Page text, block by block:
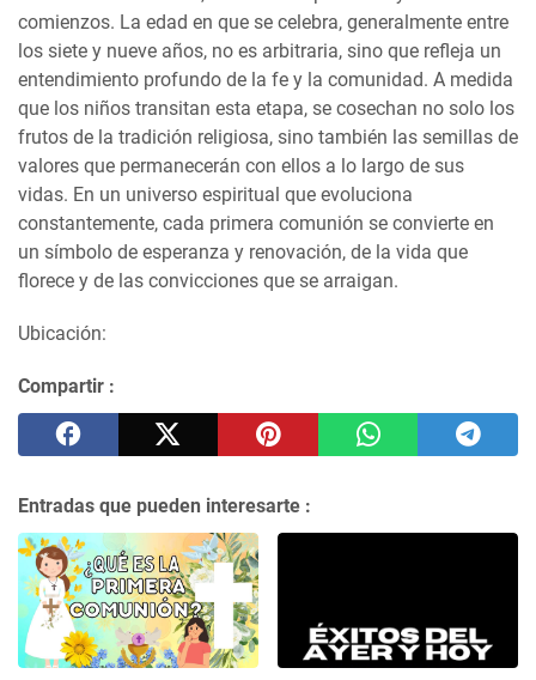
comienzos. La edad en que se celebra, generalmente entre
los siete y nueve años, no es arbitraria, sino que refleja un
entendimiento profundo de la fe y la comunidad. A medida
que los niños transitan esta etapa, se cosechan no solo los
frutos de la tradición religiosa, sino también las semillas de
valores que permanecerán con ellos a lo largo de sus
vidas. En un universo espiritual que evoluciona
constantemente, cada primera comunión se convierte en
un símbolo de esperanza y renovación, de la vida que
florece y de las convicciones que se arraigan.
Ubicación:
Compartir :
Entradas que pueden interesarte :